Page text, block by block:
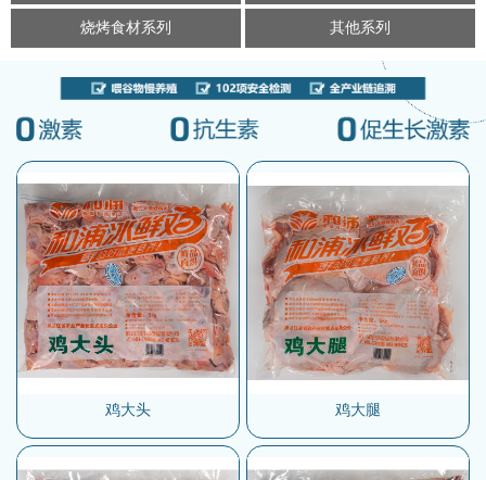
烧烤食材系列 其他系列
鸡大头 鸡大腿